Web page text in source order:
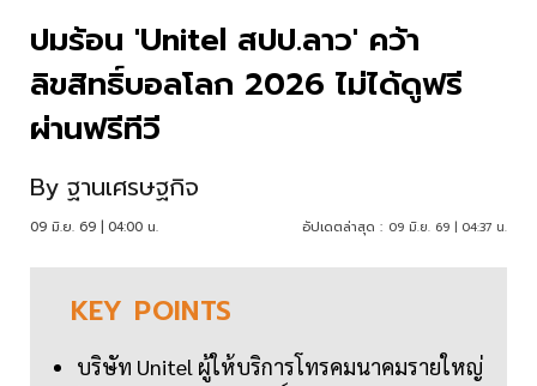
ปมร้อน 'Unitel สปป.ลาว' คว้า
ลิขสิทธิ์บอลโลก 2026 ไม่ได้ดูฟรี
ผ่านฟรีทีวี
By ฐานเศรษฐกิจ
09 มิ.ย. 69 | 04:00 น. อัปเดตล่าสุด : 09 มิ.ย. 69 | 04:37 น.
KEY POINTS
บริษัท Unitel ผู้ให้บริการโทรคมนาคมรายใหญ่